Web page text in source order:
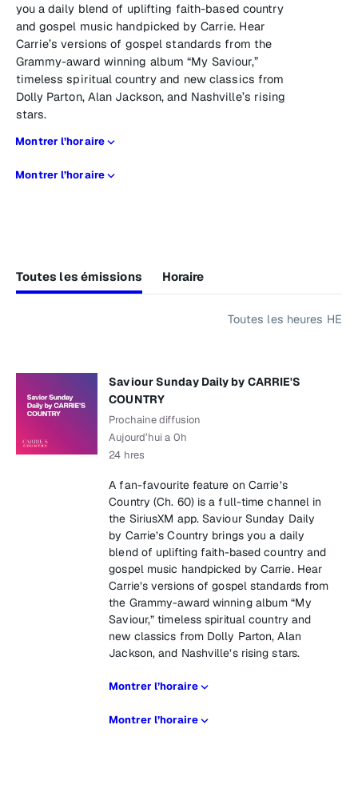
you a daily blend of uplifting faith-based country
and gospel music handpicked by Carrie. Hear
Carrie’s versions of gospel standards from the
Grammy-award winning album “My Saviour,”
timeless spiritual country and new classics from
Dolly Parton, Alan Jackson, and Nashville’s rising
stars.
Montrer l’horaire
Montrer l’horaire
Toutes les émissions Horaire
Toutes les heures HE
Saviour Sunday Daily by CARRIE'S
COUNTRY
Prochaine diffusion
Aujourd’hui a 0h
24 hres
A fan-favourite feature on Carrie’s
Country (Ch. 60) is a full-time channel in
the SiriusXM app. Saviour Sunday Daily
by Carrie’s Country brings you a daily
blend of uplifting faith-based country and
gospel music handpicked by Carrie. Hear
Carrie’s versions of gospel standards from
the Grammy-award winning album “My
Saviour,” timeless spiritual country and
new classics from Dolly Parton, Alan
Jackson, and Nashville’s rising stars.
Montrer l’horaire
Montrer l’horaire